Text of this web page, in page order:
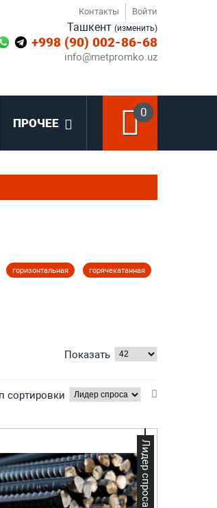
Ташкент (изменить)
+998 (90) 002-86-68
info@metpromko.uz
Контакты Войти
0
ПРОЧЕЕ
горизонтальная горячекатанная
Показать
сортировки
Лидер спроса